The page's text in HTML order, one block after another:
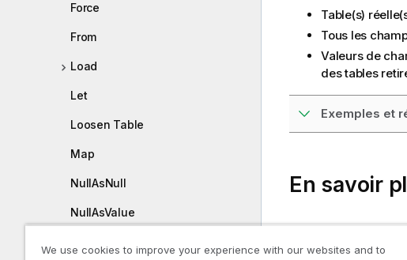
Force
From
Load
Let
Loosen Table
Map
NullAsNull
NullAsValue
I
n
f
m
a
t
n
Table(s)
Tous les
Valeurs de
des tables
Exemples et
En savoir
Drop field
We use cookies to improve your experience with our websites and to